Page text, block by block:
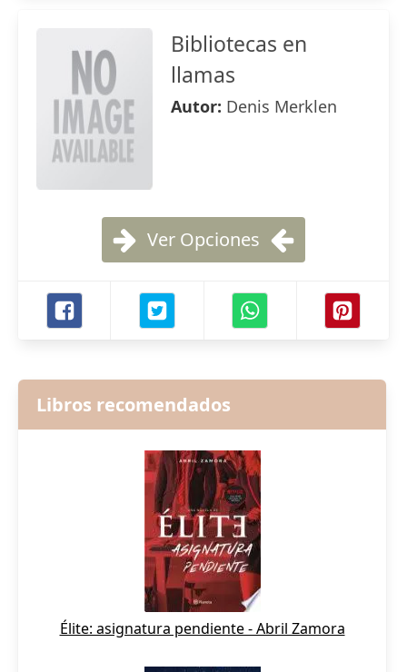
Bibliotecas en
llamas
Autor: Denis Merklen
Ver Opciones
Libros recomendados
Élite: asignatura pendiente - Abril Zamora